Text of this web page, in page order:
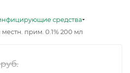
средства
прим. 0.1% 200 мл